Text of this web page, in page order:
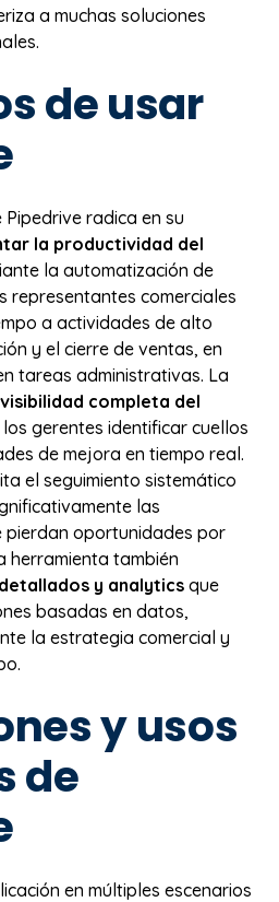
a muchas soluciones
de usar
radica en su
la productividad del
la automatización de
representantes comerciales
a actividades de alto
y el cierre de ventas, en
tareas administrativas. La
visibilidad completa del
gerentes identificar cuellos
de mejora en tiempo real.
el seguimiento sistemático
las
pierdan oportunidades por
herramienta también
y analyticsque
basadas en datos,
la estrategia comercial y
y usos
de
en múltiples escenarios